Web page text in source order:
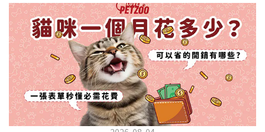
時立即獎勵。另外要處理的常見問題包括咬人、啃咬家具和亂叫。
每當出現不當行為，給予適當替代品（如咬玩具代替咬手），並在
幼犬選擇正確行為時獎勵，這比責罵更有效。社交化訓練 兩個月大
的幼犬正處於社會化黃金期，這階段的經驗將深刻影響未來性格。
安排幼犬接觸不同人類（包括兒童、戴眼鏡的人、使用拐杖的人
等）、各種動物、交通工具和環境聲音。起初保持在安全、受控的
情境中，逐漸增加複雜度。每次正面社交體驗後給予獎勵，建立幼
犬對新事物的積極態度。進階技巧強化 基礎訓練穩固後，可以進入
下降，表示身體狀況不佳，應儘快就醫！📌 貓咪拉肚子判斷步驟5：
檢查是否需要帶去看獸醫 如果拉肚子 1~2 次但精神好、食慾正常，
可以先觀察，如果腹瀉超過 48 小時或水狀腹瀉 + 嗜睡、食慾下降、
嘔吐 應立即就醫。 透過這 5 個步驟，你可以快速判斷貓咪拉肚子的
原因與嚴重程度，確保毛孩的腸胃健康！如果不確定情況，還是建
議讓獸醫檢查，才能安心哦！🐾💖4種高風險群貓咪拉肚子要小心高
風險貓咪包含：幼貓、老貓、懷孕貓、有慢性疾病貓，這些貓咪在
身體狀況出現警訊時要特別注意，如拉肚子次數超過2次以上，就建
議直接尋求獸醫協助。2要訣判斷貓咪拉肚子要不要看醫生 高風險貓
兩全其美！貓咪掉毛原因1. 皮膚問題貓咪皮膚問題是造成掉毛的常
見兇手！皮膚發炎、感染或是長期搔癢，都會讓貓咪的毛髮失去健
康光澤並大量脫落。常見的皮膚問題包括皮膚黴菌、細菌感染、疥
癬蟲等寄生蟲，甚至是皮膚過度乾燥。如果發現貓咪皮膚有紅腫、
結痂、脫屑或異常氣味，同時伴隨掉毛，建議盡快帶牠看獸醫哦！
貓咪掉毛原因2. 過敏誰說只有人類會過敏？貓咪也會！貓咪可能對
環境中的塵蟎、花粉、清潔劑，甚至是食物中的某些成分產生過敏
反應。過敏症狀不只是打噴嚏、流眼淚，還會引起皮膚搔癢和掉毛
問題。特別是食物過敏，更是常被忽略的掉毛元兇！如果貓咪經常